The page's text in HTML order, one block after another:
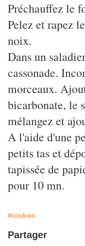
Préchauffez le
Pelez et rapez
noix.
Dans un
cassonade.
morceaux.
bicarbonate, le
mélangez et
A l'aide d'une
petits tas et
tapissée de
pour 10 mn.
#cookies
Partager